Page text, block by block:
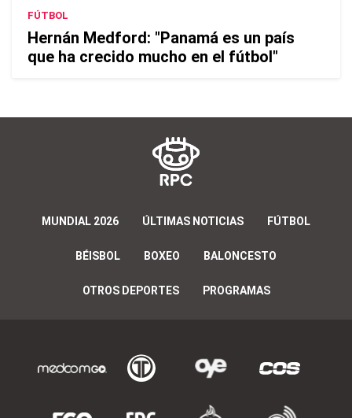
FÚTBOL
Hernán Medford: "Panamá es un país
que ha crecido mucho en el fútbol"
MUNDIAL 2026 ÚLTIMAS NOTICIAS FÚTBOL
BÉISBOL BOXEO BALONCESTO
OTROS DEPORTES PROGRAMAS